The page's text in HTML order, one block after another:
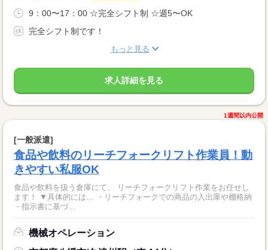
9：00〜17：00 ☆完全シフト制 ☆週5〜OK
完全シフト制です！
もっと見る
求人詳細を見る
1週間以内公開
[一般派遣]
食品や飲料のリーチフォークリフト作業員！動
きやすい私服OK
食品や飲料を扱う倉庫にて、 リーチフォークリフト作業をお任せし
ます！ ▼具体的には… ・リーチフォークでの商品の入出庫や棚格納
・指示書に基づ...
機械オペレーション